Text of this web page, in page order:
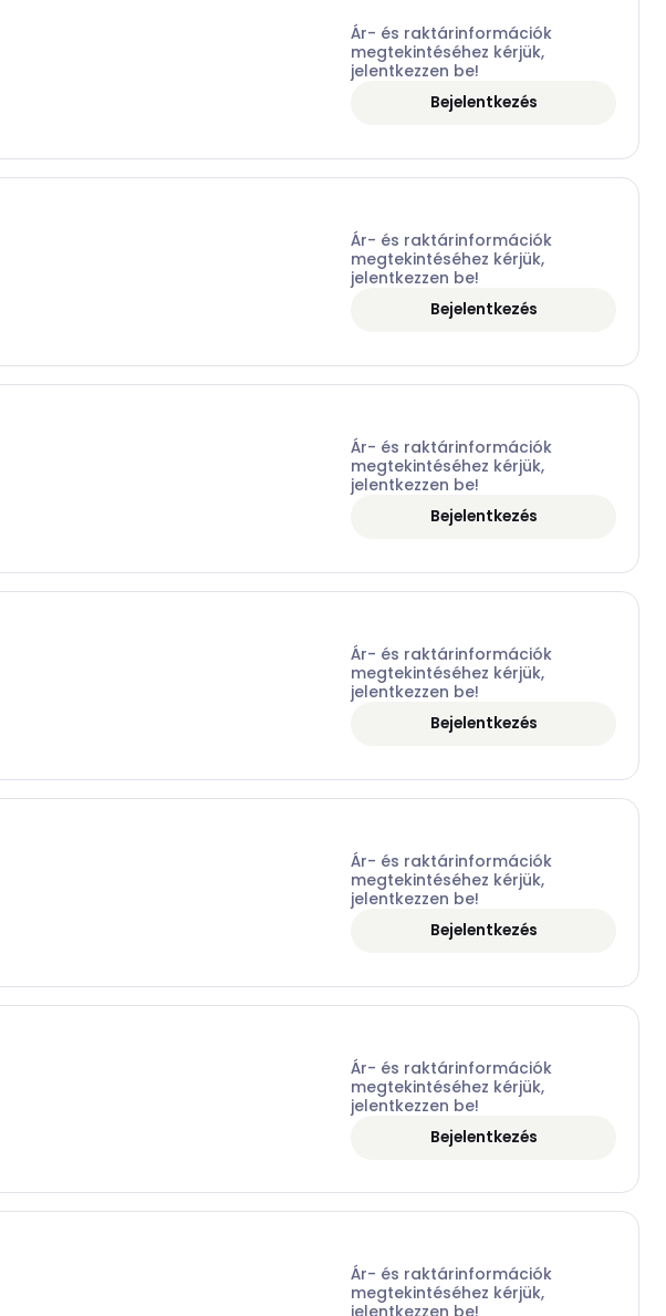
Ár- és raktárinformációk
megtekintéséhez kérjük,
jelentkezzen be!
Bejelentkezés
Ár- és raktárinformációk
megtekintéséhez kérjük,
jelentkezzen be!
Bejelentkezés
Ár- és raktárinformációk
megtekintéséhez kérjük,
jelentkezzen be!
Bejelentkezés
Ár- és raktárinformációk
megtekintéséhez kérjük,
jelentkezzen be!
Bejelentkezés
Ár- és raktárinformációk
megtekintéséhez kérjük,
jelentkezzen be!
Bejelentkezés
Ár- és raktárinformációk
megtekintéséhez kérjük,
jelentkezzen be!
Bejelentkezés
Ár- és raktárinformációk
megtekintéséhez kérjük,
jelentkezzen be!